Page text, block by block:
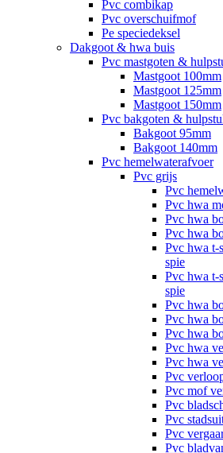
Pvc combikap
Pvc overschuifmof
Pe speciedeksel
Dakgoot & hwa buis
Pvc mastgoten &
Mastgoot 100mm
Mastgoot 125mm
Mastgoot 150mm
Pvc bakgoten &
Bakgoot 95mm
Bakgoot 140mm
Pvc hemelwaterafvoer
Pvc grijs
Pvc
Pvc hwa
Pvc hwa
Pvc hwa
Pvc hwa t-
spie
Pvc hwa t-
spie
Pvc hwa
Pvc hwa
Pvc hwa
Pvc hwa
Pvc hwa
Pvc
Pvc mof
Pvc
Pvc
Pvc
Pvc